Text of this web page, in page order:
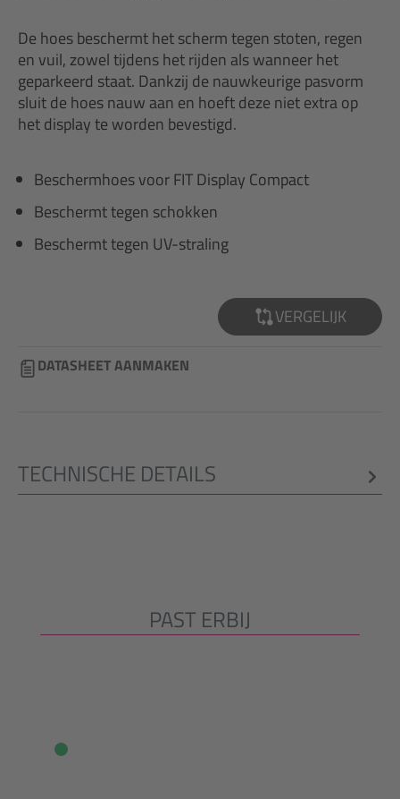
De hoes beschermt het scherm tegen stoten, regen
en vuil, zowel tijdens het rijden als wanneer het
geparkeerd staat. Dankzij de nauwkeurige pasvorm
sluit de hoes nauw aan en hoeft deze niet extra op
het display te worden bevestigd.
Beschermhoes voor FIT Display Compact
Beschermt tegen schokken
Beschermt tegen UV-straling
VERGELIJK
DATASHEET AANMAKEN
TECHNISCHE DETAILS
Productgalerij overslaanPAST ERBIJ